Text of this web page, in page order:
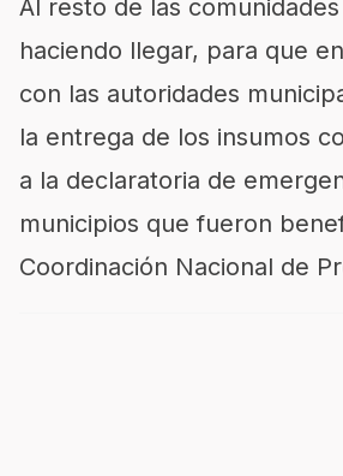
Al resto de las
haciendo llegar, para que
con las autoridades
la entrega de los insumos
a la declaratoria de
municipios que fueron
Coordinación Nacional de